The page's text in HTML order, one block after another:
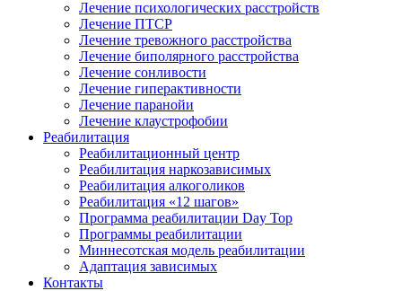
Лечение психологических расстройств
Лечение ПТСР
Лечение тревожного расстройства
Лечение биполярного расстройства
Лечение сонливости
Лечение гиперактивности
Лечение паранойи
Лечение клаустрофобии
Реабилитация
Реабилитационный центр
Реабилитация наркозависимых
Реабилитация алкоголиков
Реабилитация «12 шагов»
Программа реабилитации Day Top
Программы реабилитации
Миннесотская модель реабилитации
Адаптация зависимых
Контакты